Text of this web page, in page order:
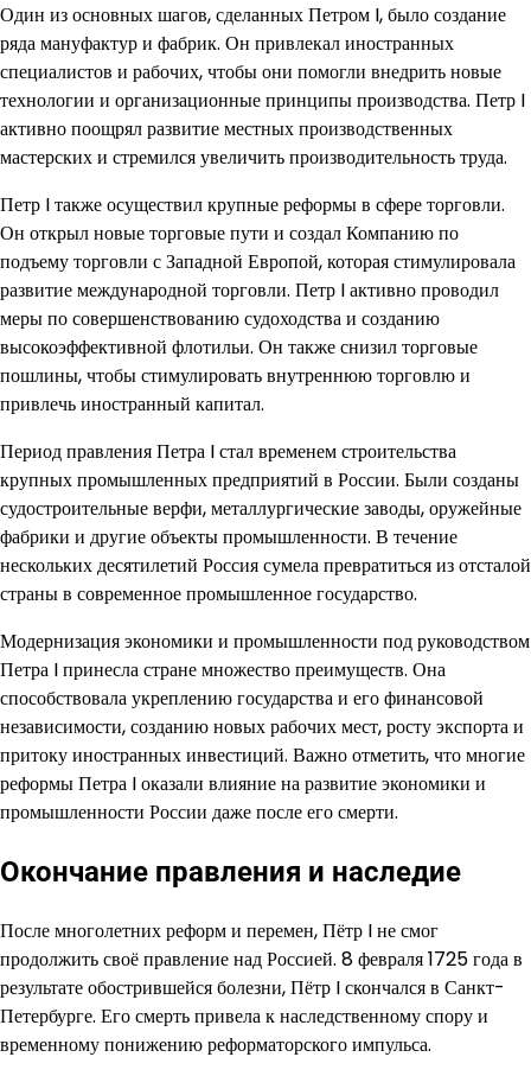
Один из основных шагов, сделанных Петром I, было создание
ряда мануфактур и фабрик. Он привлекал иностранных
специалистов и рабочих, чтобы они помогли внедрить новые
технологии и организационные принципы производства. Петр I
активно поощрял развитие местных производственных
мастерских и стремился увеличить производительность труда.
Петр I также осуществил крупные реформы в сфере торговли.
Он открыл новые торговые пути и создал Компанию по
подъему торговли с Западной Европой, которая стимулировала
развитие международной торговли. Петр I активно проводил
меры по совершенствованию судоходства и созданию
высокоэффективной флотильи. Он также снизил торговые
пошлины, чтобы стимулировать внутреннюю торговлю и
привлечь иностранный капитал.
Период правления Петра I стал временем строительства
крупных промышленных предприятий в России. Были созданы
судостроительные верфи, металлургические заводы, оружейные
фабрики и другие объекты промышленности. В течение
нескольких десятилетий Россия сумела превратиться из отсталой
страны в современное промышленное государство.
Модернизация экономики и промышленности под руководством
Петра I принесла стране множество преимуществ. Она
способствовала укреплению государства и его финансовой
независимости, созданию новых рабочих мест, росту экспорта и
притоку иностранных инвестиций. Важно отметить, что многие
реформы Петра I оказали влияние на развитие экономики и
промышленности России даже после его смерти.
Окончание правления и наследие
После многолетних реформ и перемен, Пётр I не смог
продолжить своё правление над Россией. 8 февраля 1725 года в
результате обострившейся болезни, Пётр I скончался в Санкт-
Петербурге. Его смерть привела к наследственному спору и
временному понижению реформаторского импульса.